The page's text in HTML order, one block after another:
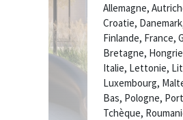
Allemagne,
Croatie,
Finlande, France,
Bretagne,
Italie, Lettonie,
Luxembourg,
Bas, Pologne,
Tchèque,